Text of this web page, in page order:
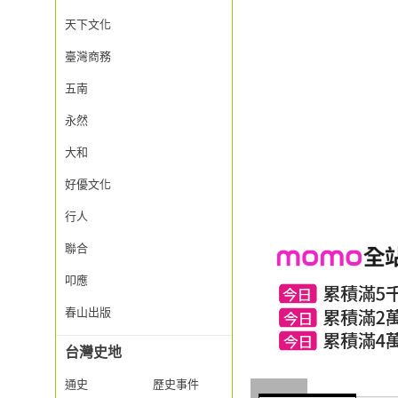
天下文化
臺灣商務
五南
永然
大和
好優文化
行人
聯合
叩應
春山出版
台灣史地
通史 歷史事件